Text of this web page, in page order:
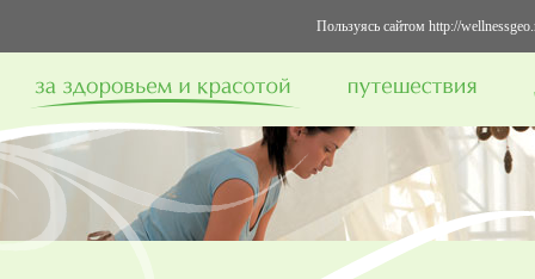
Пользуясь сайтом http://